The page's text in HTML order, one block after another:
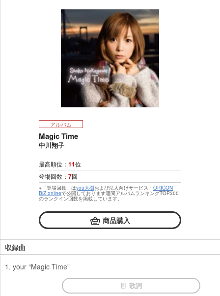
アルバム
Magic Time
中川翔子
最高順位： 11位
登場回数： 7回
※「登場回数」はyou大樹および法人向けサービス・ ORICON
BiZ onlineで公開しております週間アルバムランキングTOP300
のランクイン回数を掲載しています。
商品購入
収録曲
1. your “Magic Time”
歌詞